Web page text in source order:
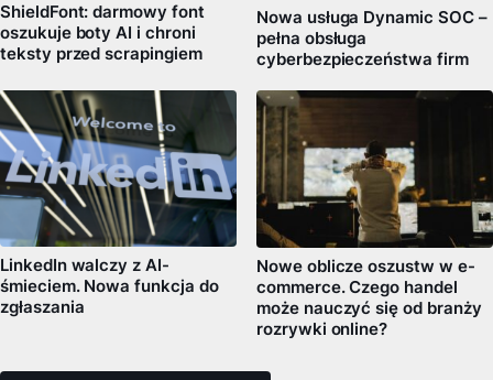
ShieldFont: darmowy font
oszukuje boty AI i chroni
teksty przed scrapingiem
Nowa usługa Dynamic SOC –
pełna obsługa
cyberbezpieczeństwa firm
LinkedIn walczy z AI-
śmieciem. Nowa funkcja do
zgłaszania
Nowe oblicze oszustw w e-
commerce. Czego handel
może nauczyć się od branży
rozrywki online?